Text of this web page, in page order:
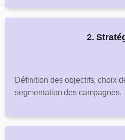
2.
Définition des objectifs, choix
segmentation des campagnes.